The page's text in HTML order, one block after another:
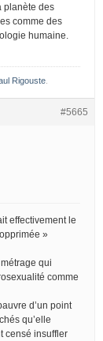
planète des
comme des
humaine.
Rigouste
#5665
effectivement le
»
qui
comme
d’un point
qu’elle
censé insuffler